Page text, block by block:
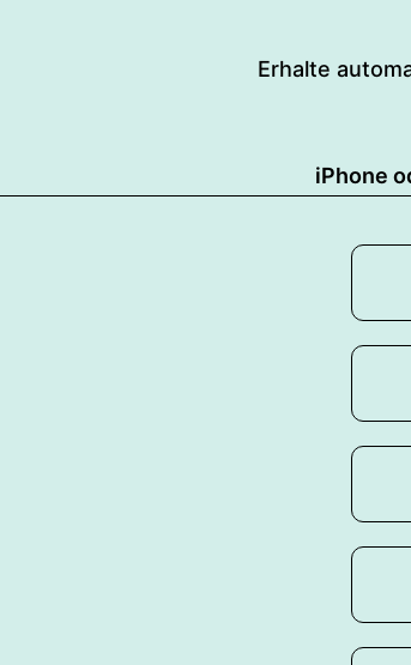
Erhalte
iPhone